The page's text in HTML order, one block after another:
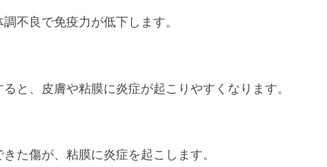
不良で免疫力が低下します。
と、皮膚や粘膜に炎症が起こりやすくなります。
た傷が、粘膜に炎症を起こします。